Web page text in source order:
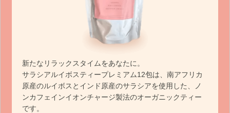
新たなリラックスタイムをあなたに。
サラシアルイボスティープレミアム12包は、南アフリカ
原産のルイボスとインド原産のサラシアを使用した、ノ
ンカフェインイオンチャージ製法のオーガニックティー
です。